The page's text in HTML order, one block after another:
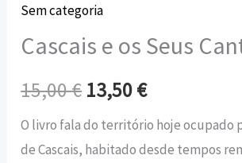
Sem categoria
Cascais e os Seus
15,00€ 13,50€
O livro fala do território hoje ocupado
de Cascais, habitado desde tempos